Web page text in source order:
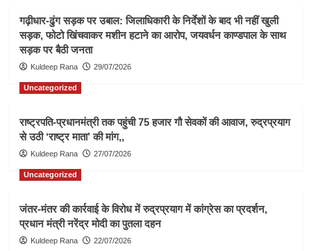
गढ़ीधार-ढुंग सड़क पर उबाल: जिलाधिकारी के निर्देशों के बाद भी नहीं खुली
सड़क, फोटो खिंचवाकर मशीन हटाने का आरोप, जयवर्धन काण्डपाल के साथ
सड़क पर बैठी जनता
Kuldeep Rana 29/07/2026
Uncategorized
राष्ट्रपति-प्रधानमंत्री तक पहुंची 75 हजार गौ सेवकों की आवाज, रुद्रप्रयाग
से उठी ‘राष्ट्र माता’ की मांग,,
Kuldeep Rana 27/07/2026
Uncategorized
जंतर-मंतर की कार्रवाई के विरोध में रुद्रप्रयाग में कांग्रेस का प्रदर्शन,
प्रधान मंत्री नरेंद्र मोदी का पुतला दहन
Kuldeep Rana 22/07/2026